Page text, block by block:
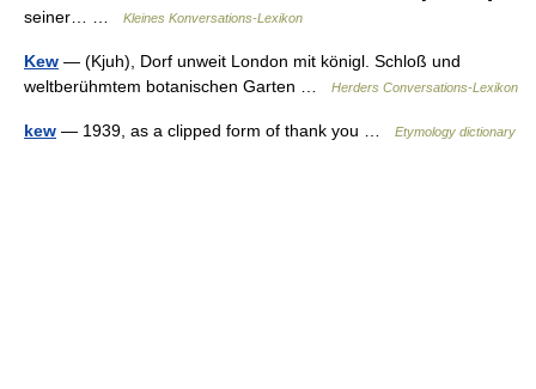
seiner… …
Kleines Konversations-Lexikon
Kew — (Kjuh), Dorf unweit London mit königl. Schloß und
weltberühmtem botanischen Garten …
Herders Conversations-Lexikon
kew — 1939, as a clipped form of thank you … Etymology dictionary